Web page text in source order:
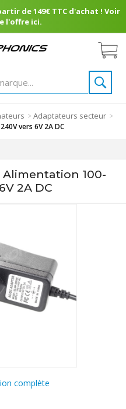
de 149€ TTC d'achat ! Voir
l'offre ici.
>Adaptateurs secteur >
vers 6V 2A DC
100-
2A DC
complète